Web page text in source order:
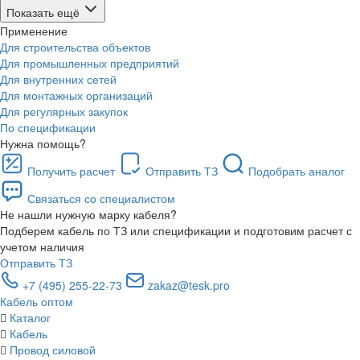
Показать ещё
Применение
Для строительства объектов
Для промышленных предприятий
Для внутренних сетей
Для монтажных организаций
Для регулярных закупок
По спецификации
Нужна помощь?
Получить расчет
Отправить ТЗ
Подобрать аналог
Связаться со специалистом
Не нашли нужную марку кабеля?
Подберем кабель по ТЗ или спецификации и подготовим расчет с
учетом наличия
Отправить ТЗ
+7 (495) 255-22-73
zakaz@tesk.pro
Кабель оптом
Каталог
Кабель
Провод силовой